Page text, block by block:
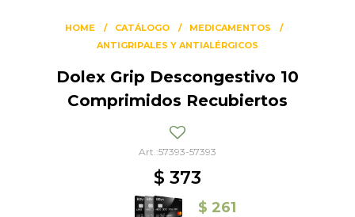
HOME CATÁLOGO
MEDICAMENTOS
ANTIGRIPALES Y ANTIALÉRGICOS
Dolex Grip Descongestivo 10
Comprimidos Recubiertos
57393-57393
$ 373
$ 261